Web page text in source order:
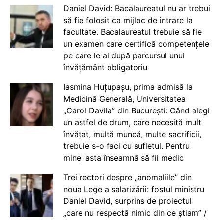
Daniel David: Bacalaureatul nu ar trebui
să fie folosit ca mijloc de intrare la
facultate. Bacalaureatul trebuie să fie
un examen care certifică competențele
pe care le ai după parcursul unui
învățământ obligatoriu
Iasmina Huțupașu, prima admisă la
Medicină Generală, Universitatea
„Carol Davila” din București: Când alegi
un astfel de drum, care necesită mult
învățat, multă muncă, multe sacrificii,
trebuie s-o faci cu sufletul. Pentru
mine, asta înseamnă să fii medic
Trei rectori despre „anomaliile” din
noua Lege a salarizării: fostul ministru
Daniel David, surprins de proiectul
„care nu respectă nimic din ce știam” /